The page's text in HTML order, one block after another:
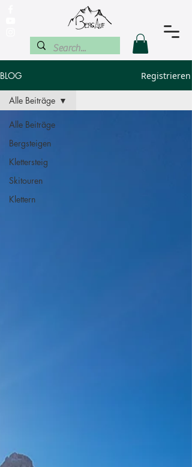
BLOG Registrieren
Alle Beiträge
Bergsteigen
Klettersteig
Skitouren
Klettern
Alle Beiträge